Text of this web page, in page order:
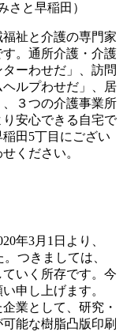
さと早稲田）
祉と介護の専門家
。通所介護・介護
ーわせだ」、訪問
ルプわせだ」、居
３つの介護事業所
安心できる自宅で
田5丁目にござい
ください。
年3月1日より、
つきましては、
いく所存です。今
申し上げます。
業として、研究・
能な樹脂凸版印刷